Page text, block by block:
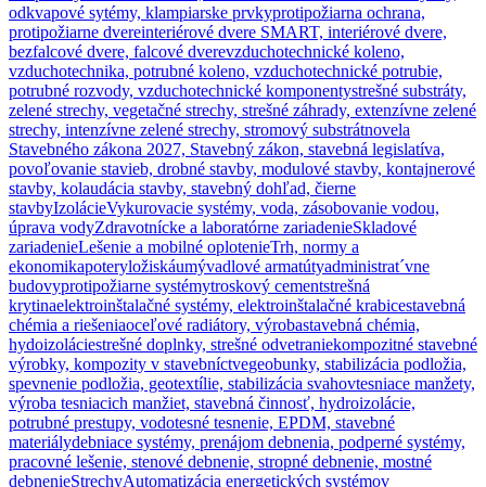
with
swipe
gestures.
odkvapové sytémy, klampiarske prvkyprotipožiarna ochrana,
protipožiarne dvereinteriérové dvere SMART, interiérové dvere,
bezfalcové dvere, falcové dverevzduchotechnické koleno,
vzduchotechnika, potrubné koleno, vzduchotechnické potrubie,
potrubné rozvody, vzduchotechnické komponentystrešné substráty,
zelené strechy, vegetačné strechy, strešné záhrady, extenzívne zelené
strechy, intenzívne zelené strechy, stromový substrátnovela
Stavebného zákona 2027, Stavebný zákon, stavebná legislatíva,
povoľovanie stavieb, drobné stavby, modulové stavby, kontajnerové
stavby, kolaudácia stavby, stavebný dohľad, čierne
stavbyIzolácieVykurovacie systémy, voda, zásobovanie vodou,
úprava vodyZdravotnícke a laboratórne zariadenieSkladové
zariadenieLešenie a mobilné oplotenieTrh, normy a
ekonomikapoteryložiskáumývadlové armatútyadministrat´vne
budovyprotipožiarne systémytroskový cementstrešná
krytinaelektroinštalačné systémy, elektroinštalačné krabicestavebná
chémia a riešeniaoceľové radiátory, výrobastavebná chémia,
hydoizoláciestrešné doplnky, strešné odvetraniekompozitné stavebné
výrobky, kompozity v stavebníctvegeobunky, stabilizácia podložia,
spevnenie podložia, geotextílie, stabilizácia svahovtesniace manžety,
výroba tesniacich manžiet, stavebná činnosť, hydroizolácie,
potrubné prestupy, vodotesné tesnenie, EPDM, stavebné
materiálydebniace systémy, prenájom debnenia, podperné systémy,
pracovné lešenie, stenové debnenie, stropné debnenie, mostné
debnenieStrechyAutomatizácia energetických systémov